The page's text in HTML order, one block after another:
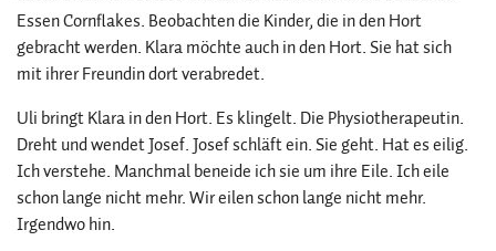
Essen Cornflakes. Beobachten die Kinder, die in den Hort
gebracht werden. Klara möchte auch in den Hort. Sie hat sich
mit ihrer Freundin dort verabredet.
Uli bringt Klara in den Hort. Es klingelt. Die Physiotherapeutin.
Dreht und wendet Josef. Josef schläft ein. Sie geht. Hat es eilig.
Ich verstehe. Manchmal beneide ich sie um ihre Eile. Ich eile
schon lange nicht mehr. Wir eilen schon lange nicht mehr.
Irgendwo hin.